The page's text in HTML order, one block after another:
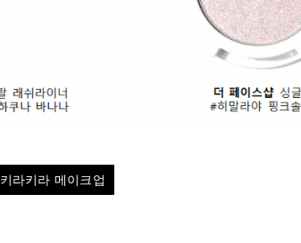
키라키라 메이크업